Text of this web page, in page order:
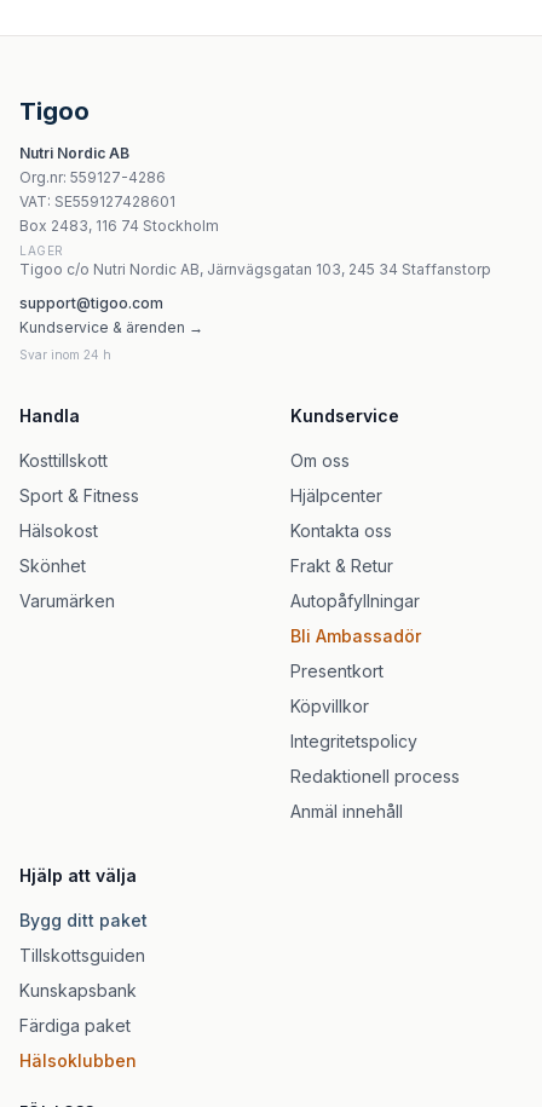
Malwa - Milk Thistle - 20 Sachets
Swanson - MSM - 120 Tabletter
Swanson Korean Ginseng 500 mg – 100 kapslar
Swanson Ginger & Turmeric 300 mg - 60 kapslar
Tigoo
Nutri Nordic AB
Org.nr: 559127-4286
VAT: SE559127428601
Box 2483, 116 74 Stockholm
LAGER
Tigoo c/o Nutri Nordic AB, Järnvägsgatan 103, 245 34 Staffanstorp
support@tigoo.com
Kundservice & ärenden →
Svar inom 24 h
Handla
Kosttillskott
Sport & Fitness
Hälsokost
Skönhet
Varumärken
Kundservice
Om oss
Hjälpcenter
Kontakta oss
Frakt & Retur
Autopåfyllningar
Bli Ambassadör
Presentkort
Köpvillkor
Integritetspolicy
Redaktionell process
Anmäl innehåll
Hjälp att välja
Bygg ditt paket
Tillskottsguiden
Kunskapsbank
Färdiga paket
Hälsoklubben